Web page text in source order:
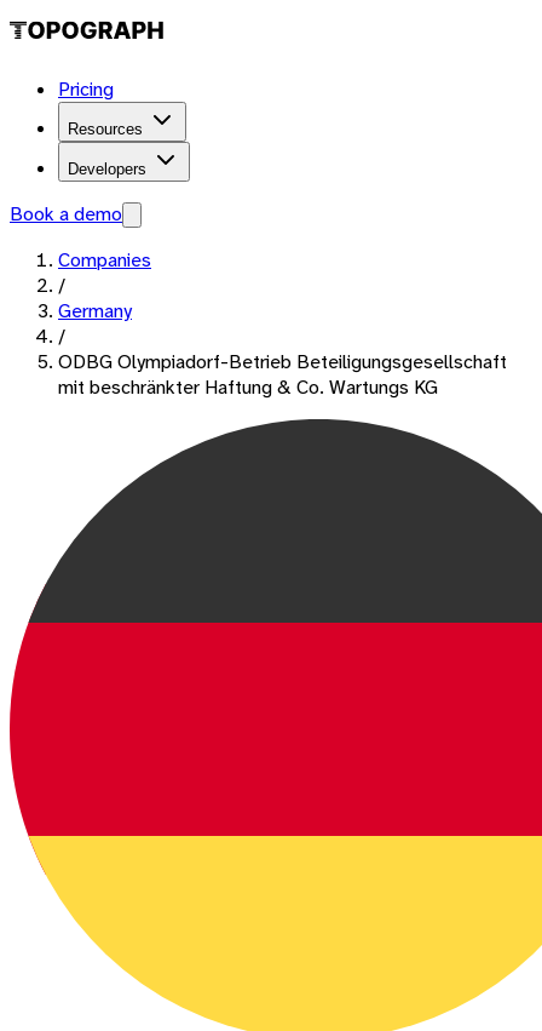
Pricing
Resources
Developers
Book a demo
Companies
/
Germany
/
ODBG Olympiadorf-Betrieb Beteiligungsgesellschaft
mit beschränkter Haftung & Co. Wartungs KG